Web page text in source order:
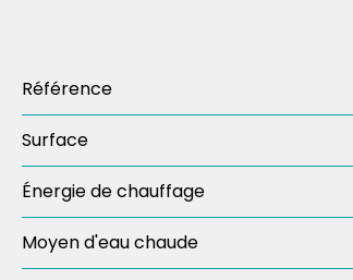
Référence
Surface
Énergie de chauffage
Moyen d'eau chaude